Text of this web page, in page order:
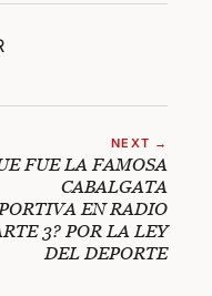
NEXT →
FUE LA FAMOSA
CABALGATA
EN RADIO
3? POR LA LEY
DEL DEPORTE